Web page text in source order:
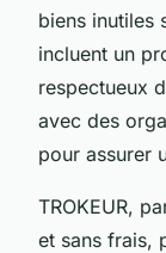
biens inutiles
incluent un
respectueux
avec des
pour assurer
TROKEUR,
et sans frais,